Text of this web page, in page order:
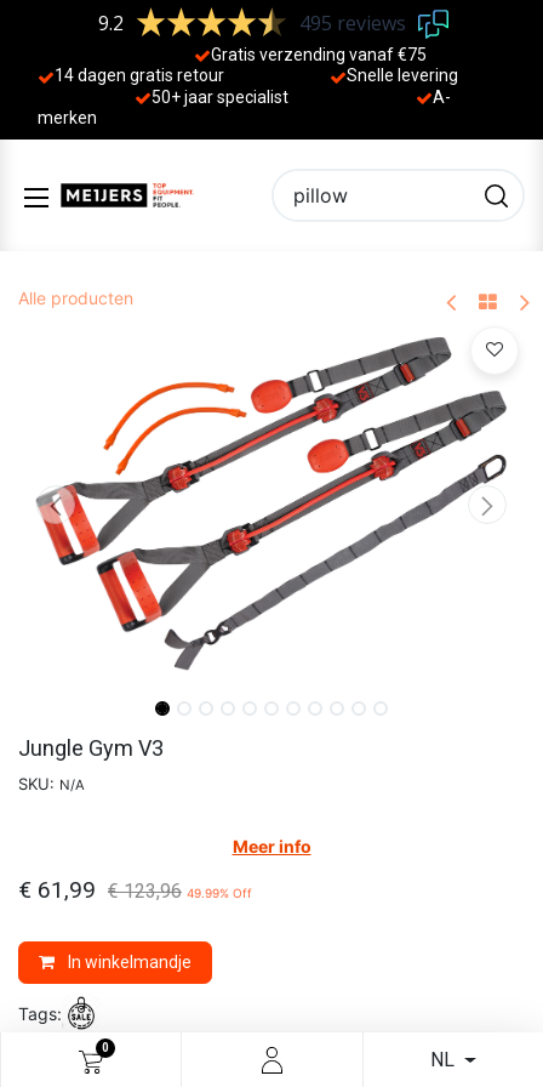
0
NL
9.2 495 reviews
Gratis verzending vanaf €75
14 dagen gratis retour
Sne lle levering
50+ jaar specialist
A-
merken
Alle producten
Jungle Gym V3
SKU: N/A
Meer info
€ 61,99 €123,96 49.99% Off
In winkelmandje
Tags:
LIFELINE